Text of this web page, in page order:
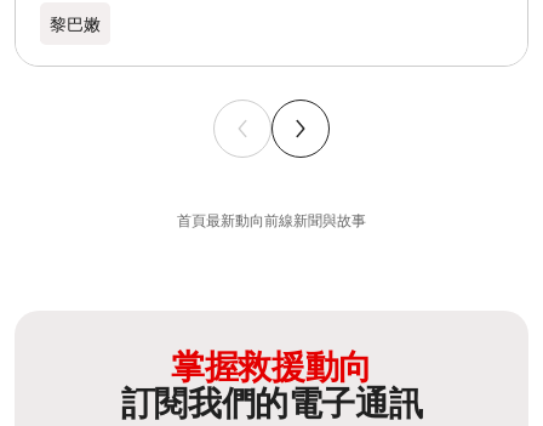
黎巴嫩​
首頁最新動向前線新聞與故事
掌握救援動向
訂閱我們的電子通訊